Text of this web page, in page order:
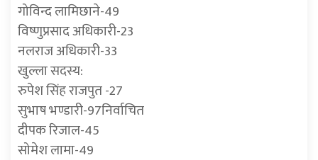
गोविन्द लामिछाने-49
विष्णुप्रसाद अधिकारी-23
नलराज अधिकारी-33
खुल्ला सदस्य:
रुपेश सिंह राजपुत -27
सुभाष भण्डारी-97निर्वाचित
दीपक रिजाल-45
सोमेश लामा-49